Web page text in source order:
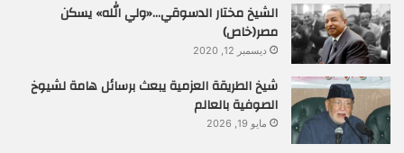
الشيخ مختار الدسوقي…«ولي الله» يسكن
مصر(خاص)
ديسمبر 12, 2020
شيخ الطريقة العزمية يبعث برسائل هامة لشيوخ
الصوفية بالعالم
مايو 19, 2026